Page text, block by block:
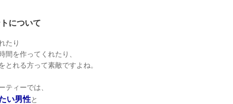
について
たり
間を作ってくれたり、
とれる方って素敵ですよね。
ティーでは、
い男性と